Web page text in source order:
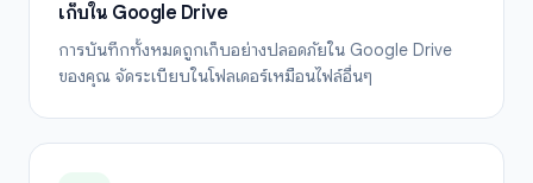
เก็บใน Google Drive
การบันทึกทั้งหมดถูกเก็บอย่างปลอดภัยใน Google Drive
ของคุณ จัดระเบียบในโฟลเดอร์เหมือนไฟล์อื่นๆ